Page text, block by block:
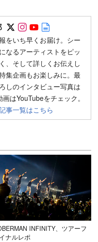
Follow on SNS
Follow on SNS
Follow on
をいち早くお届け。シー
なるアーティストをピッ
、そして詳しくお伝えし
集企画もお楽しみに。最
しのインタビュー写真は
はYouTubeをチェック。
事一覧はこちら
INFINITY、ツアーフ
ナルレポ